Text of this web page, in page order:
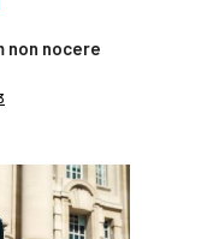
non nocere